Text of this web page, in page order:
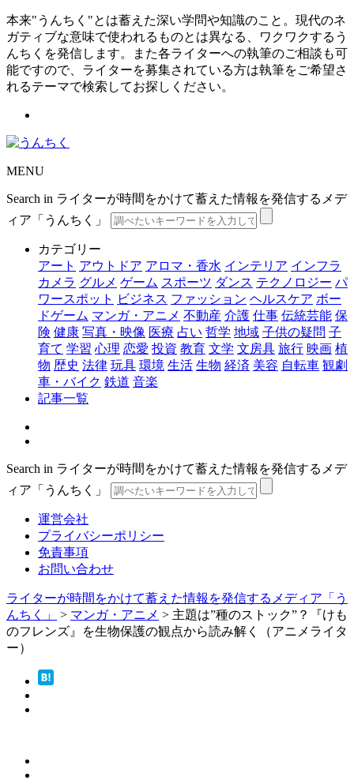
本来"うんちく"とは蓄えた深い学問や知識のこと。現代のネ
ガティブな意味で使われるものとは異なる、ワクワクするう
んちくを発信します。また各ライターへの執筆のご相談も可
能ですので、ライターを募集されている方は執筆をご希望さ
れるテーマで検索してお探しください。
MENU
Search in ライターが時間をかけて蓄えた情報を発信するメデ
ィア「うんちく」
カテゴリー
アート アウトドア アロマ・香水 インテリア インフラ
カメラ グルメ ゲーム スポーツ ダンス テクノロジー パ
ワースポット
ビジネス ファッション ヘルスケア ボー
ドゲーム マンガ・アニメ 不動産 介護 仕事 伝統芸能 保
険 健康 写真・映像 医療 占い 哲学 地域 子供の疑問 子
育て 学習 心理 恋愛 投資 教育 文学 文房具 旅行 映画 植
物 歴史 法律 玩具 環境 生活 生物 経済 美容 自転車 観劇
車・バイク 鉄道 音楽
記事一覧
Search in ライターが時間をかけて蓄えた情報を発信するメデ
ィア「うんちく」
運営会社
プライバシーポリシー
免責事項
お問い合わせ
ライターが時間をかけて蓄えた情報を発信するメディア「う
んちく」
> マンガ・アニメ > 主題は”種のストック”？『けも
のフレンズ』を生物保護の観点から読み解く（アニメライタ
ー）